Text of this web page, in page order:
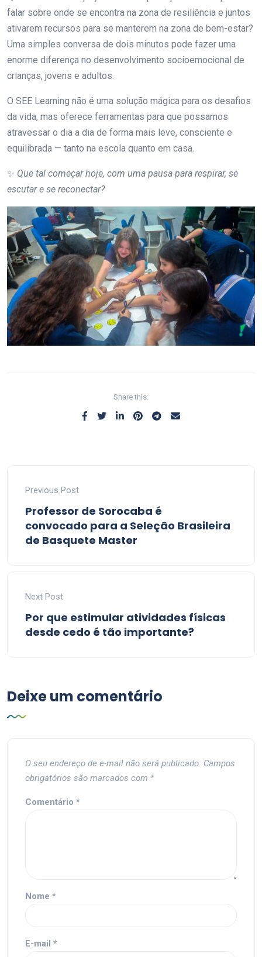
falar sobre onde se encontra na zona de resiliência e juntos
ativarem recursos para se manterem na zona de bem-estar?
Uma simples conversa de dois minutos pode fazer uma
enorme diferença no desenvolvimento socioemocional de
crianças, jovens e adultos.
O SEE Learning não é uma solução mágica para os desafios
da vida, mas oferece ferramentas para que possamos
atravessar o dia a dia de forma mais leve, consciente e
equilibrada — tanto na escola quanto em casa.
✨ Que tal começar hoje, com uma pausa para respirar, se
escutar e se reconectar?
Share this:
Previous Post
Professor de Sorocaba é
convocado para a Seleção Brasileira
de Basquete Master
Next Post
Por que estimular atividades físicas
desde cedo é tão importante?
Deixe um comentário
O seu endereço de e-mail não será publicado. Campos
obrigatórios são marcados com *
Comentário *
Nome *
E-mail *